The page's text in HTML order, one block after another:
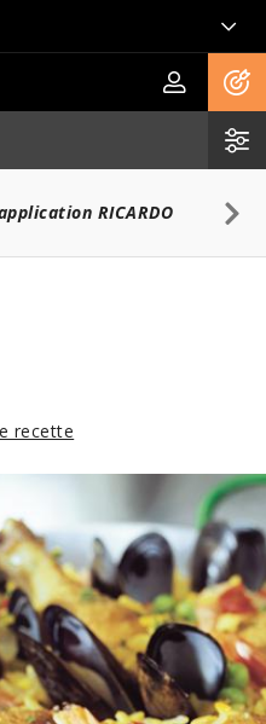
RICARDO
recette